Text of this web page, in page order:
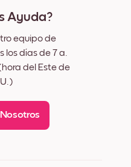
Ayuda?
equipo de
los días de 7 a.
del Este de